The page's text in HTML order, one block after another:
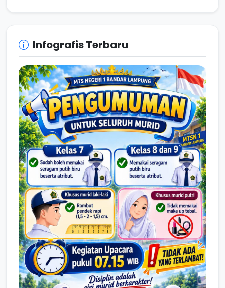
Infografis Terbaru